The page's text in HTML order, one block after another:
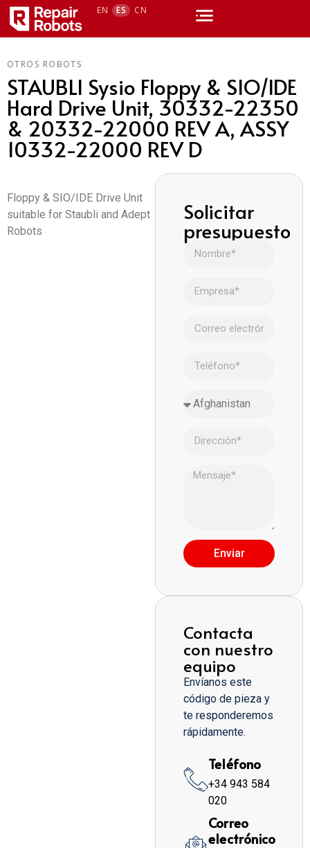
EN ES CN
OTROS ROBOTS
STAUBLI Sysio Floppy & SIO/IDE
Hard Drive Unit, 30332-22350
& 20332-22000 REV A, ASSY
10332-22000 REV D
Floppy & SIO/IDE Drive Unit
suitable for Staubli and Adept
Robots
Solicitar
presupuesto
Enviar
Contacta
con nuestro
equipo
Envíanos este
código de pieza y
te responderemos
rápidamente.
Teléfono
+34 943 584
020
Correo
electrónico